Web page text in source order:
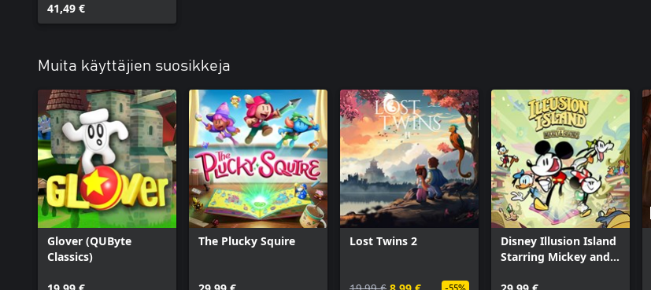
41,49 €
Muita käyttäjien suosikkeja
Glover (QUByte
Classics)
The Plucky Squire Lost Twins 2
Disney Illusion Island
Starring Mickey and